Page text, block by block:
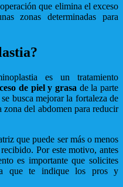
que elimina el exceso
zonas determinadas para
es un tratamiento
de piel y grasa de la parte
busca mejorar la fortaleza de
zona del abdomen para reducir
que puede ser más o menos
Por este motivo, antes
es importante que solicites
que te indique los pros y